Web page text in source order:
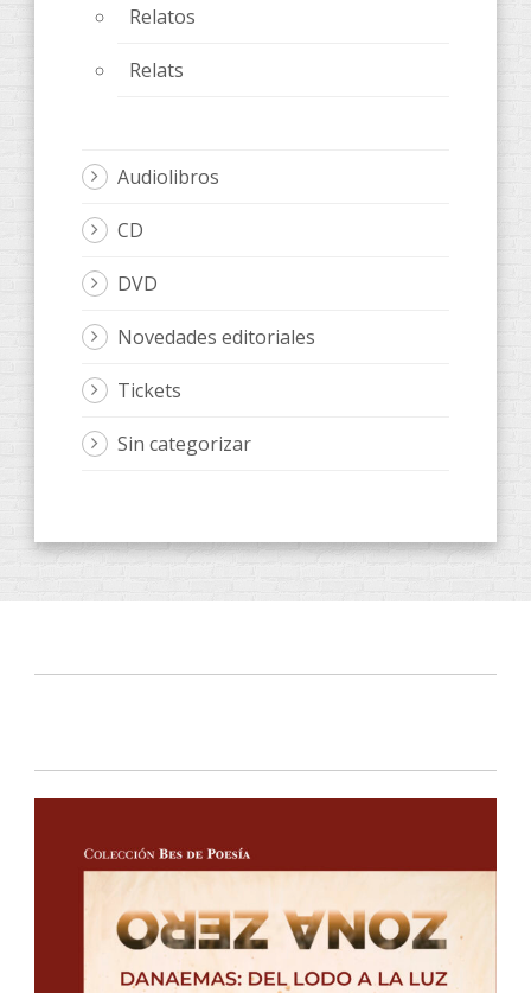
Relatos
Relats
Audiolibros
CD
DVD
Novedades editoriales
Tickets
Sin categorizar